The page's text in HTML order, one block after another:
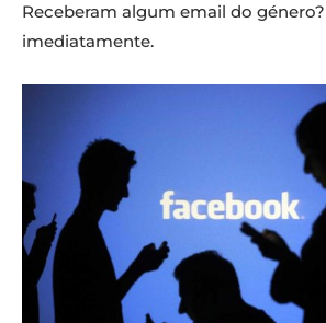
Receberam algum email do
imediatamente.